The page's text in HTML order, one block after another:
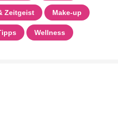
Zeitgeist Make-up
Wellness